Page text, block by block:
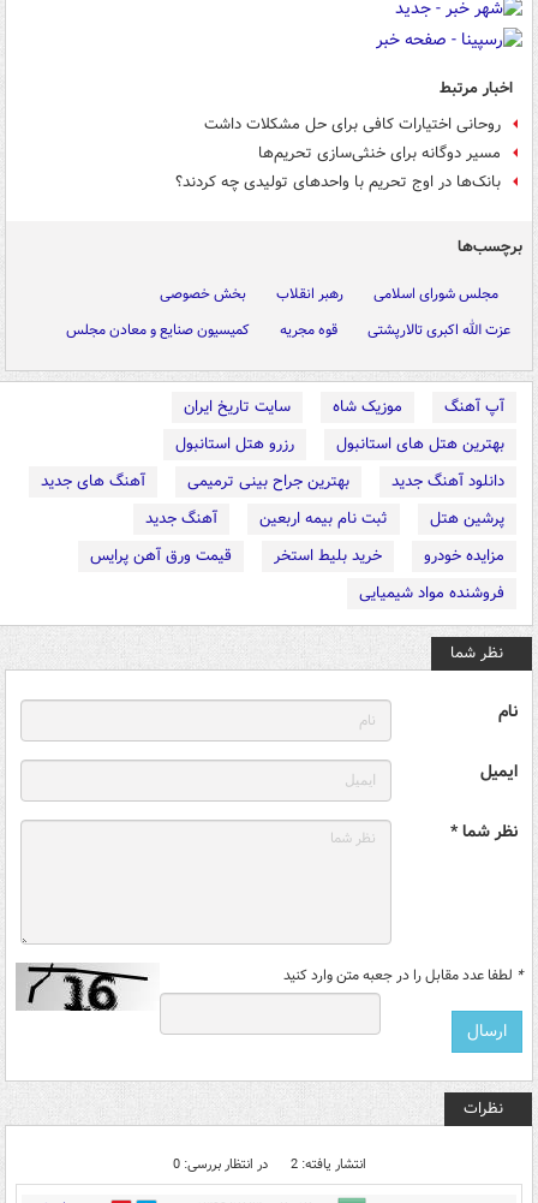
اخبار مرتبط
روحانی اختیارات کافی برای حل مشکلات داشت
مسیر دوگانه برای خنثی‌سازی تحریم‌ها
بانک‌ها در اوج تحریم با واحدهای تولیدی چه کردند؟
برچسب‌ها
مجلس شورای اسلامی رهبر انقلاب
بخش خصوصی
عزت الله اکبری تالارپشتی
قوه مجریه کمیسیون صنایع و معادن مجلس
آپ آهنگ موزیک شاه
سایت تاریخ ایران
بهترین هتل های استانبول
رزرو هتل استانبول
دانلود آهنگ جدید
بهترین جراح بینی ترمیمی
آهنگ های جدید
پرشین هتل
ثبت نام بیمه اربعین
آهنگ جدید
مزایده خودرو
خرید بلیط استخر
قیمت ورق آهن پرایس
فروشنده مواد شیمیایی
نظر شما
نام
ایمیل
نظر شما *
* لطفا عدد مقابل را در جعبه متن وارد کنید
نظرات
انتشار یافته: 2 در انتظار بررسی: 0